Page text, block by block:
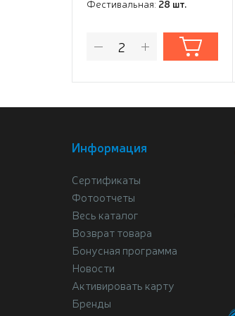
Фестивальная: 28 шт.
Информация
Сертификаты
Фотоотчеты
Весь каталог
Возврат товара
Бонусная программа
Новости
Активировать карту
Бренды